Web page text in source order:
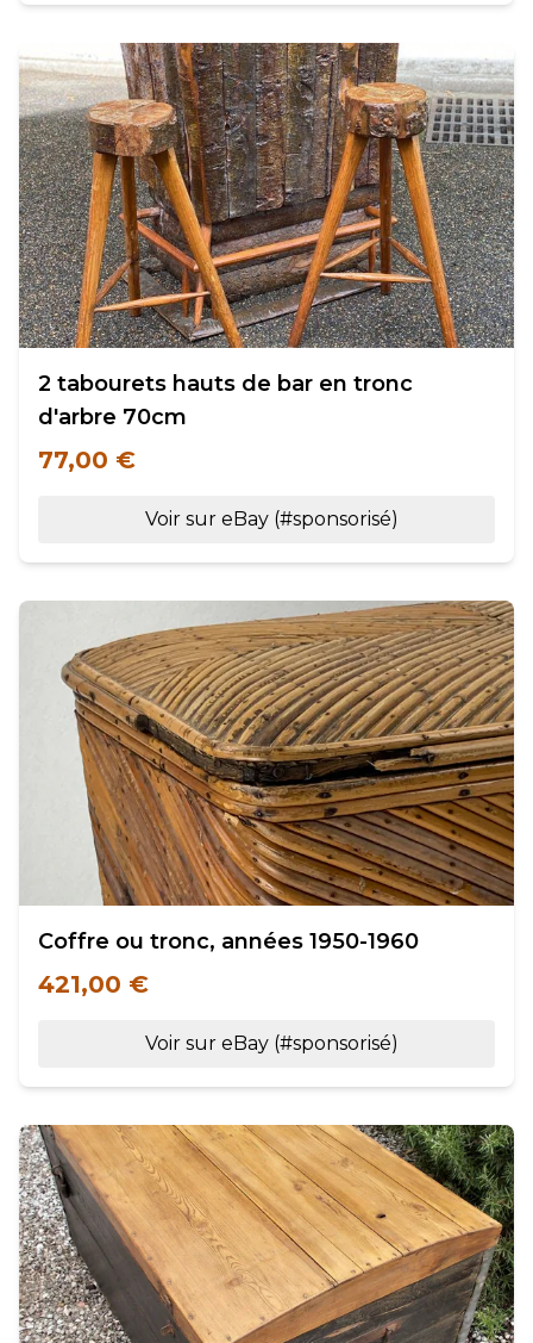
2 tabourets hauts de bar en tronc
d'arbre 70cm
77,00 €
Voir sur eBay (#sponsorisé)
Coffre ou tronc, années 1950-1960
421,00 €
Voir sur eBay (#sponsorisé)